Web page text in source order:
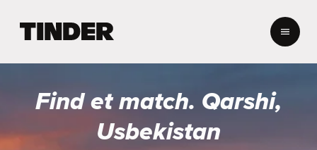
r
s
Find et match. Qarshi,
Usbekistan